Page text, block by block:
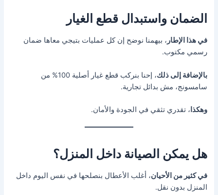
الضمان واستبدال قطع الغيار
في هذا الإطار ، بيهمنا نوضح إن كل عمليات بتيجي معاها ضمان
رسمي مكتوب.
بالإضافة إلى ذلك
، إحنا بنركب قطع غيار أصلية 100% من
سامسونج، مش بدائل تجارية.
وهكذا ، تقدري تثقي في الجودة والأمان.
هل يمكن الصيانة داخل المنزل؟
في كثير من الأحيان، أغلب الأعطال بنصلحها في نفس اليوم داخل
المنزل بدون نقل.